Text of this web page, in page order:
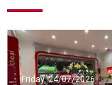
Friday, 24/07/2026